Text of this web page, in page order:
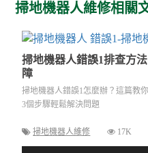
掃地機器人維修相關
掃地機器人錯誤1排查方
障
掃地機器人錯誤1怎麼辦？這篇教
3個步驟輕鬆解決問題
掃地機器人維修 17K